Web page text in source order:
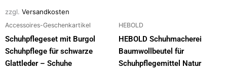
zzgl. Versandkosten
Accessoires-Geschenkartikel
Schuhpflegeset mit Burgol
Schuhpflege für schwarze
Glattleder – Schuhe
HEBOLD
HEBOLD Schuhmacherei
Baumwollbeutel für
Schuhpflegemittel Natur